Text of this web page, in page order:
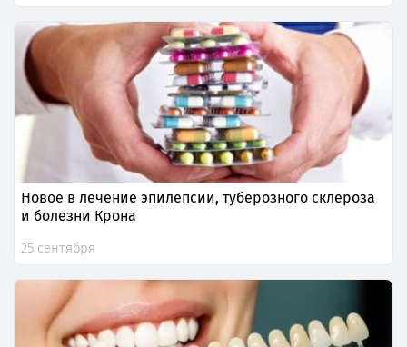
Новое в лечение эпилепсии, туберозного склероза
и болезни Крона
25 сентября